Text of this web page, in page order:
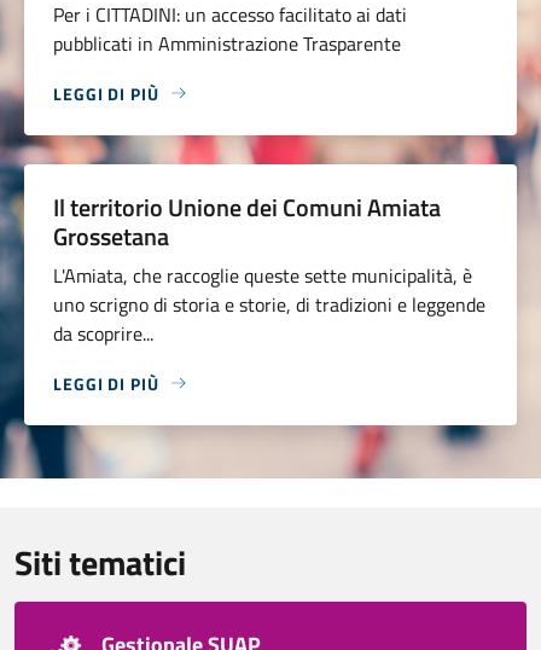
Per i CITTADINI: un accesso facilitato ai dati
pubblicati in Amministrazione Trasparente
LEGGI DI PIÙ
Il territorio Unione dei Comuni Amiata
Grossetana
L'Amiata, che raccoglie queste sette municipalità, è
uno scrigno di storia e storie, di tradizioni e leggende
da scoprire...
LEGGI DI PIÙ
Siti tematici